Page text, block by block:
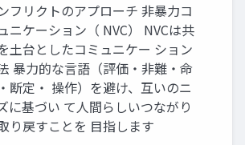
フリクトのアプローチ 非暴力コ
ニケーション（ NVC） NVCは共
土台としたコミュニケー ション
暴力的な言語（評価・非難・命
断定・ 操作）を避け、互いのニ
に基づい て人間らしいつながり
り戻すことを 目指します